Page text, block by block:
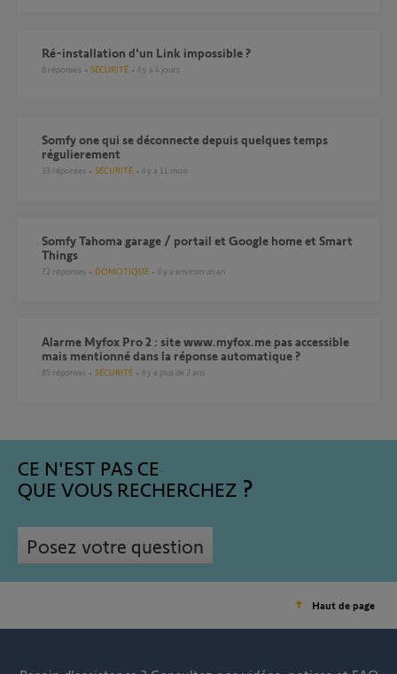
ré-installation d'un Link impossible ?
8 réponses SÉCURITÉ il y a 4 jours
Somfy one qui se déconnecte depuis quelques temps
régulierement
33 réponses SÉCURITÉ il y a 11 mois
Somfy Tahoma garage / portail et Google home et Smart
Things
72 réponses DOMOTIQUE il y a environ un an
Alarme Myfox Pro 2 : site www.myfox.me pas accessible
mais mentionné dans la réponse automatique ?
85 réponses SÉCURITÉ il y a plus de 2 ans
CE N'EST PAS CE
QUE VOUS RECHERCHEZ
Posez votre question
Haut de page